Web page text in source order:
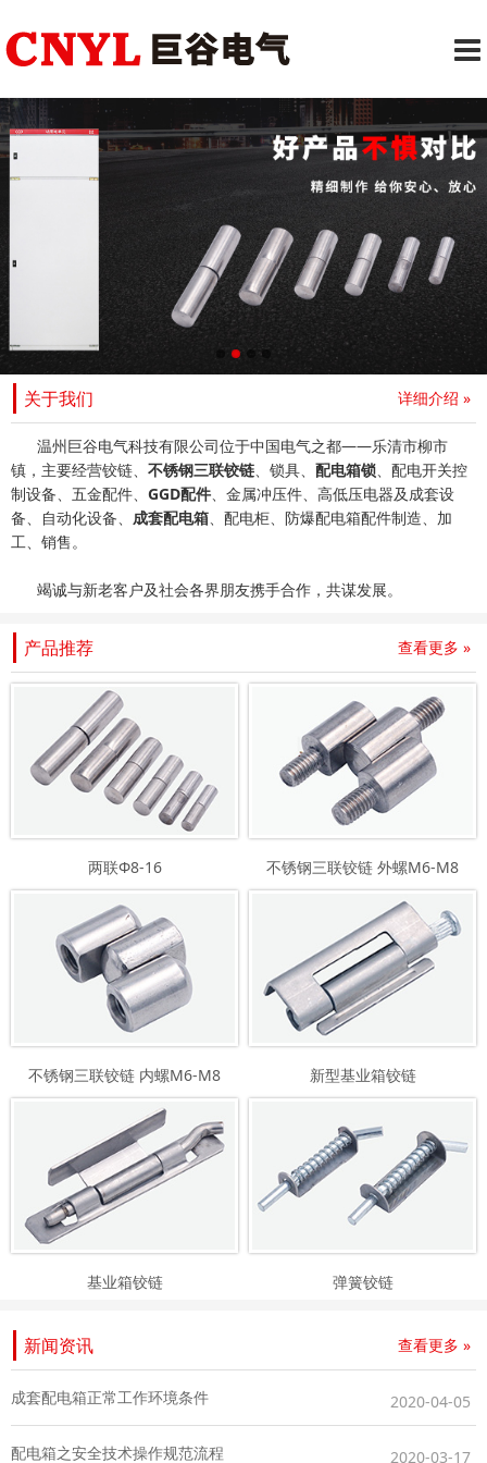
关于我们 详细介绍 »
温州巨谷电气科技有限公司位于中国电气之都——乐清市柳市
镇，主要经营铰链、 不锈钢三联铰链、锁具、 配电箱锁、配电开关控
制设备、五金配件、 GGD配件、金属冲压件、高低压电器及成套设
备、自动化设备、 成套配电箱、配电柜、防爆配电箱配件制造、加
工、销售。
竭诚与新老客户及社会各界朋友携手合作，共谋发展。
产品推荐 查看更多 »
两联Φ8-16 不锈钢三联铰链 外螺M6-M8
不锈钢三联铰链 内螺M6-M8 新型基业箱铰链
基业箱铰链 弹簧铰链
新闻资讯 查看更多 »
成套配电箱正常工作环境条件 2020-04-05
配电箱之安全技术操作规范流程 2020-03-17